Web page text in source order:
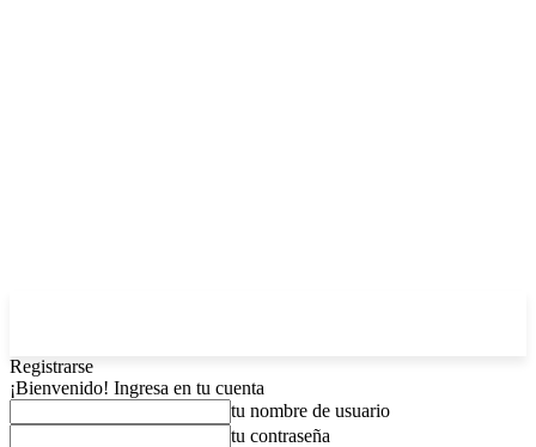
Registrarse
¡Bienvenido! Ingresa en tu cuenta
tu nombre de usuario
tu contraseña